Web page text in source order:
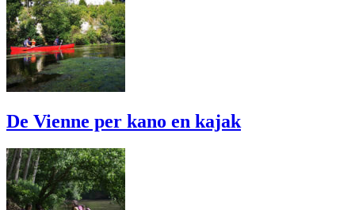
De Vienne per kano en kajak